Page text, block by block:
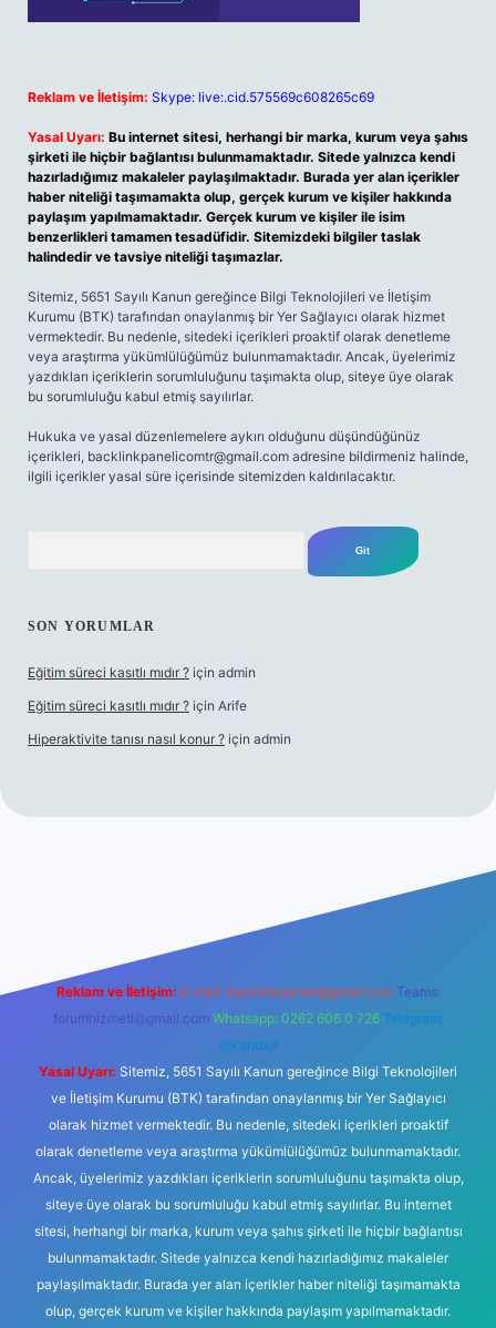
Reklam ve İletişim: Skype: live:.cid.575569c608265c69
Yasal Uyarı: Bu internet sitesi, herhangi bir marka, kurum veya şahıs
şirketi ile hiçbir bağlantısı bulunmamaktadır. Sitede yalnızca kendi
hazırladığımız makaleler paylaşılmaktadır. Burada yer alan içerikler
haber niteliği taşımamakta olup, gerçek kurum ve kişiler hakkında
paylaşım yapılmamaktadır. Gerçek kurum ve kişiler ile isim
benzerlikleri tamamen tesadüfidir. Sitemizdeki bilgiler taslak
halindedir ve tavsiye niteliği taşımazlar.
Sitemiz, 5651 Sayılı Kanun gereğince Bilgi Teknolojileri ve İletişim
Kurumu (BTK) tarafından onaylanmış bir Yer Sağlayıcı olarak hizmet
vermektedir. Bu nedenle, sitedeki içerikleri proaktif olarak denetleme
veya araştırma yükümlülüğümüz bulunmamaktadır. Ancak, üyelerimiz
yazdıkları içeriklerin sorumluluğunu taşımakta olup, siteye üye olarak
bu sorumluluğu kabul etmiş sayılırlar.
Hukuka ve yasal düzenlemelere aykırı olduğunu düşündüğünüz
içerikleri, backlinkpanelicomtr@gmail.com adresine bildirmeniz halinde,
ilgili içerikler yasal süre içerisinde sitemizden kaldırılacaktır.
SON YORUMLAR
Eğitim süreci kasıtlı mıdır ? için admin
Eğitim süreci kasıtlı mıdır ? için Arife
Hiperaktivite tanısı nasıl konur ? için admin
Reklam ve İletişim: E-mail: backlinkpaneli@gmail.com Teams:
forumhizmeti@gmail.com Whatsapp: 0262 606 0 726 Telegram:
@karabul
Yasal Uyarı: Sitemiz, 5651 Sayılı Kanun gereğince Bilgi Teknolojileri
ve İletişim Kurumu (BTK) tarafından onaylanmış bir Yer Sağlayıcı
olarak hizmet vermektedir. Bu nedenle, sitedeki içerikleri proaktif
olarak denetleme veya araştırma yükümlülüğümüz bulunmamaktadır.
Ancak, üyelerimiz yazdıkları içeriklerin sorumluluğunu taşımakta olup,
siteye üye olarak bu sorumluluğu kabul etmiş sayılırlar. Bu internet
sitesi, herhangi bir marka, kurum veya şahıs şirketi ile hiçbir bağlantısı
bulunmamaktadır. Sitede yalnızca kendi hazırladığımız makaleler
paylaşılmaktadır. Burada yer alan içerikler haber niteliği taşımamakta
olup, gerçek kurum ve kişiler hakkında paylaşım yapılmamaktadır.